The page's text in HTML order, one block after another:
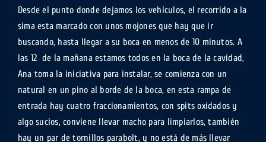
Desde el punto donde dejamos los vehículos, el recorrido a la
sima esta marcado con unos mojones que hay que ir
buscando, hasta llegar a su boca en menos de 10 minutos. A
las 12 de la mañana estamos todos en la boca de la cavidad,
Ana toma la iniciativa para instalar, se comienza con un
natural en un pino al borde de la boca, en esta rampa de
entrada hay cuatro fraccionamientos, con spits oxidados y
algo sucios, conviene llevar macho para limpiarlos, también
hay un par de tornillos parabolt, y no está de más llevar